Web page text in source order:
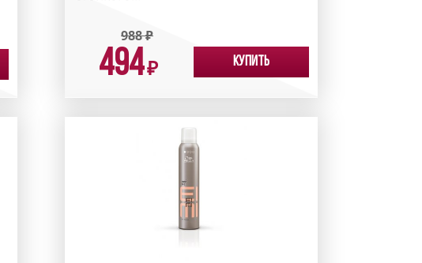
988₽
494₽ Купить